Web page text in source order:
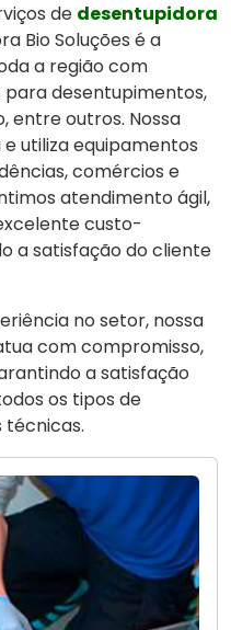
de desentupidora
Bio Soluções é a
a região com
para desentupimentos,
entre outros. Nossa
utiliza equipamentos
comércios e
atendimento ágil,
custo-
a satisfação do cliente
no setor, nossa
com compromisso,
a satisfação
os tipos de
técnicas.